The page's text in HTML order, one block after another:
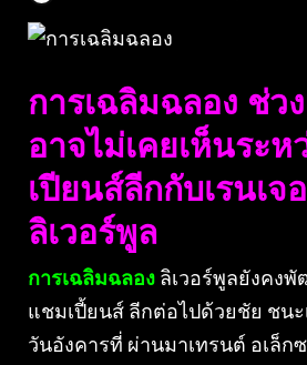
การเฉลิมฉลอง ช่ว
อาจไม่เคยเห็นระ
เปียนส์ลีกกับเรนเจ
ลิเวอร์พูล
การเฉลิมฉลอง ลิเวอร์พูลยังคง
แชมเปี้ยนส์ ลีกต่อไปด้วยชัย ชนะ
วันอังคารที่ ผ่านมาเทรนต์ อเล็ก